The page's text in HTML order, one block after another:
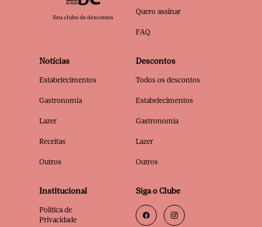
Seu clube de descontos
Quero assinar
FAQ
Notícias
Estabelecimentos
Gastronomia
Lazer
Receitas
Outros
Descontos
Todos os descontos
Estabelecimentos
Gastronomia
Lazer
Outros
Institucional
Política de
Privacidade
Siga o Clube